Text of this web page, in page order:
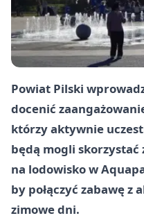
Powiat Pilski
docenić
którzy aktywnie
będą mogli
na lodowisko w
by połączyć zabawę z
zimowe dni.